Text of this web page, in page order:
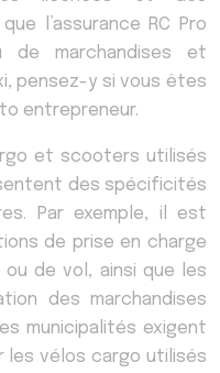
l’assurance RC Pro
de marchandises et
pensez-y si vous êtes
entrepreneur.
et scooters utilisés
des spécificités
Par exemple, il est
de prise en charge
de vol, ainsi que les
des marchandises
municipalités exigent
les vélos cargo utilisés